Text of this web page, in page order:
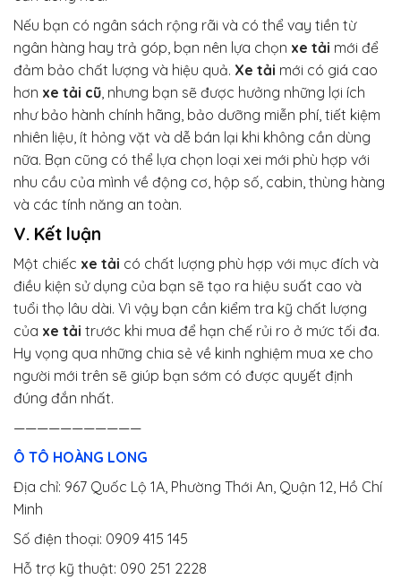
Nếu bạn có ngân sách rộng rãi và có thể vay tiền từ
ngân hàng hay trả góp, bạn nên lựa chọn xe tải mới để
đảm bảo chất lượng và hiệu quả. Xe tải mới có giá cao
hơn xe tải cũ , nhưng bạn sẽ được hưởng những lợi ích
như bảo hành chính hãng, bảo dưỡng miễn phí, tiết kiệm
nhiên liệu, ít hỏng vặt và dễ bán lại khi không cần dùng
nữa. Bạn cũng có thể lựa chọn loại xei mới phù hợp với
nhu cầu của mình về động cơ, hộp số, cabin, thùng hàng
và các tính năng an toàn.
V. Kết luận
Một chiếc xe tải có chất lượng phù hợp với mục đích và
điều kiện sử dụng của bạn sẽ tạo ra hiệu suất cao và
tuổi thọ lâu dài. Vì vậy bạn cần kiểm tra kỹ chất lượng
của xe tải trước khi mua để hạn chế rủi ro ở mức tối đa.
Hy vọng qua những chia sẻ về kinh nghiệm mua xe cho
người mới trên sẽ giúp bạn sớm có được quyết định
đúng đắn nhất.
———————————
Ô TÔ HOÀNG LONG
Địa chỉ: 967 Quốc Lộ 1A, Phường Thới An, Quận 12, Hồ Chí
Minh
Số điện thoại: 0909 415 145
Hỗ trợ kỹ thuật: 090 251 2228